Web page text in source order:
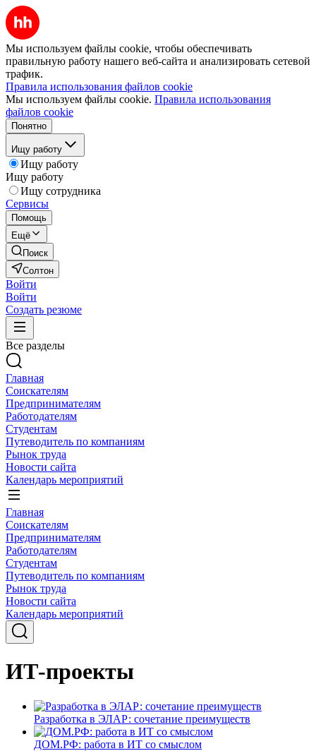
Мы используем файлы cookie, чтобы обеспечивать
правильную работу нашего веб-сайта и анализировать сетевой
трафик.
Правила использования файлов cookie
Мы используем файлы cookie. Правила использования
файлов cookie
Понятно
Ищу работу
Ищу работу
Ищу работу
Ищу сотрудника
Сервисы
Помощь
Ещё
Поиск
Солтон
Войти
Войти
Создать резюме
Все разделы
Главная
Соискателям
Предпринимателям
Работодателям
Студентам
Путеводитель по компаниям
Рынок труда
Новости сайта
Календарь мероприятий
Главная
Соискателям
Предпринимателям
Работодателям
Студентам
Путеводитель по компаниям
Рынок труда
Новости сайта
Календарь мероприятий
ИТ-проекты
Разработка в ЭЛАР: сочетание преимуществ
ДОМ.РФ: работа в ИТ со смыслом